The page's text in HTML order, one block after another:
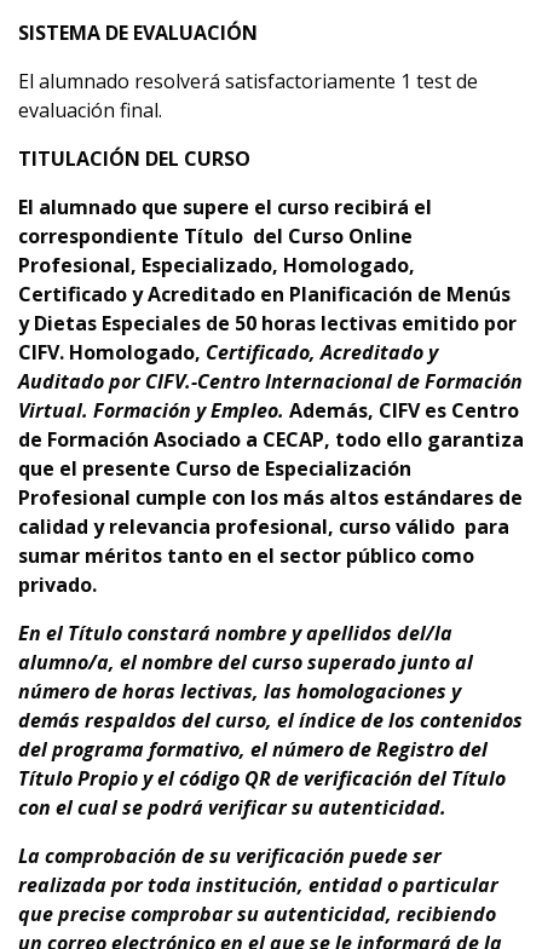
SISTEMA DE EVALUACIÓN
El alumnado resolverá satisfactoriamente 1 test de
evaluación final.
TITULACIÓN DEL CURSO
El alumnado que supere el curso recibirá el
correspondiente Título del Curso Online
Profesional, Especializado, Homologado,
Certificado y Acreditado en Planificación de Menús
y Dietas Especiales de 50 horas lectivas emitido por
CIFV. Homologado, Certificado, Acreditado y
Auditado por CIFV.-Centro Internacional de Formación
Virtual. Formación y Empleo. Además, CIFV es Centro
de Formación Asociado a CECAP, todo ello garantiza
que el presente Curso de Especialización
Profesional cumple con los más altos estándares de
calidad y relevancia profesional, cursoválido para
sumar méritos tanto en el sector público como
privado.
En el Título constará nombre y apellidos del/la
alumno/a, el nombre del curso superado junto al
número de horas lectivas, las homologaciones y
demás respaldos del curso, el índice de los contenidos
del programa formativo, el número de Registro del
Título Propio y el código QR de verificación del Título
con el cual se podrá verificar su autenticidad.
La comprobación de su verificación puede ser
realizada por toda institución, entidad o particular
que precise comprobar su autenticidad, recibiendo
un correo electrónico en el que se le informará de la